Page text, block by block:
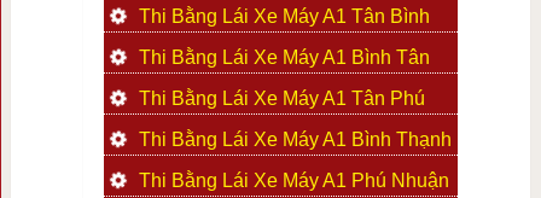
Thi Bằng Lái Xe Máy A1 Tân Bình
Thi Bằng Lái Xe Máy A1 Bình Tân
Thi Bằng Lái Xe Máy A1 Tân Phú
Thi Bằng Lái Xe Máy A1 Bình Thạnh
Thi Bằng Lái Xe Máy A1 Phú Nhuận